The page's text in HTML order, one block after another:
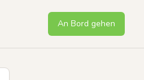
An Bord gehen